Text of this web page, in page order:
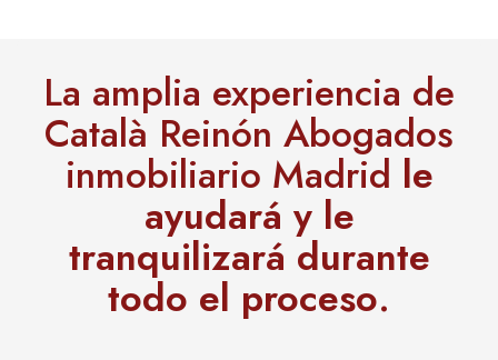
La amplia experiencia de
Català Reinón Abogados
inmobiliario Madrid le
ayudará y le
tranquilizará durante
todo el proceso.